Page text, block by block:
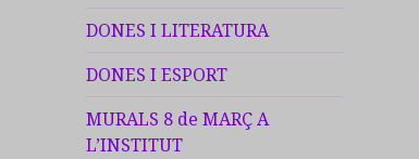
DONES I LITERATURA
DONES I ESPORT
MURALS 8 de MARÇ A
L’INSTITUT